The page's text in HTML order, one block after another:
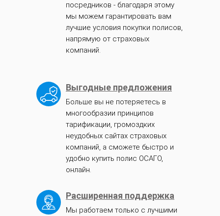
посредников - благодаря этому
мы можем гарантировать вам
лучшие условия покупки полисов,
напрямую от страховых
компаний.
Выгодные предложения
Больше вы не потеряетесь в
многообразии принципов
тарификации, громоздких
неудобных сайтах страховых
компаний, а сможете быстро и
удобно купить полис ОСАГО,
онлайн.
Расширенная поддержка
Мы работаем только с лучшими